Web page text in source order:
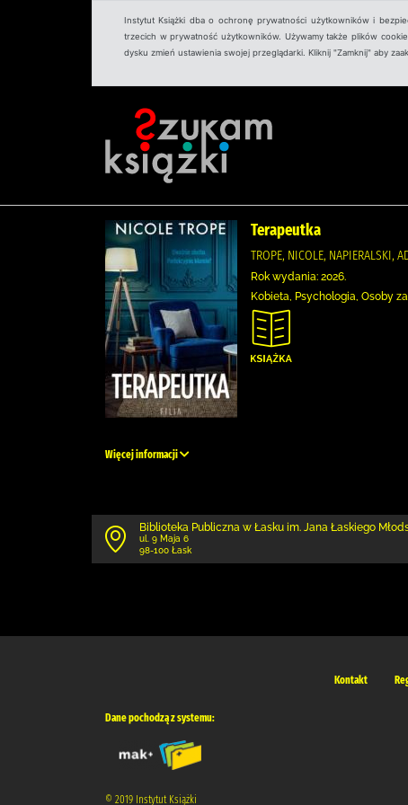
Instytut Książki dba o ochronę prywatności użytkowników i
trzecich w prywatność użytkowników. Używamy także plików
dysku zmień ustawienia swojej przeglądarki. Kliknij "Zamknij" aby
Terapeutka
TROPE, NICOLE, NAPIERALSKI,
Rok wydania: 2026.
Kobieta, Psychologia, Osoby
Więcej informacji
Biblioteka Publiczna w Łasku im. Jana Łaskiego
ul. 9 Maja 6
98-100 Łask
Kontakt
Dane pochodzą z systemu:
© 2019 Instytut Książki